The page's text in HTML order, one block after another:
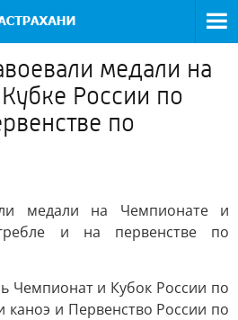
медали на
России по
по
медали на Чемпионате и
и на первенстве по
Чемпионат и Кубок России по
каноэ и Первенство России по